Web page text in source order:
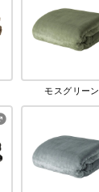
モスグリーン